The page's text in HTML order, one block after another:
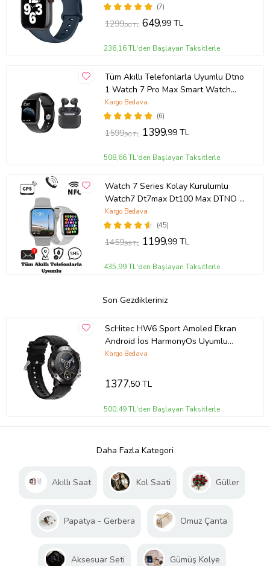
(7)
1299,00 TL 649,99 TL
236,16 TL'den Başlayan Taksitlerle
Tüm Akıllı Telefonlarla Uyumlu Dtno
1 Watch 7 Pro Max Smart Watch
Akıllı Saat + Tws Airpods 3.nesil
Bluetooth Kulaklık (Siyah)
(6)
Kargo Bedava
1599,90 TL 1399,99 TL
508,66 TL'den Başlayan Taksitlerle
Watch 7 Series Kolay Kurulumlu
Watch7 Dt7max Dt100 Max DTNO 1
Gps Özellikli Nfc Aktif Smartwatch
2022 Yeni Akıllı Ip68 Su Geçirmez
Akıllı Saat (Gümüş)
(45)
Kargo Bedava
1459,99 TL 1199,99 TL
435,99 TL'den Başlayan Taksitlerle
Son Gezdikleriniz
ScHitec HW6 Sport Amoled Ekran
Android İos HarmonyOs Uyumlu
Akıllı Saat Siyah
Kargo Bedava
1377,50 TL
500,49 TL'den Başlayan Taksitlerle
Daha Fazla Kategori
Akıllı Saat Kol Saati Güller
Papatya - Gerbera Omuz Çanta
Aksesuar Seti Gümüş Kolye